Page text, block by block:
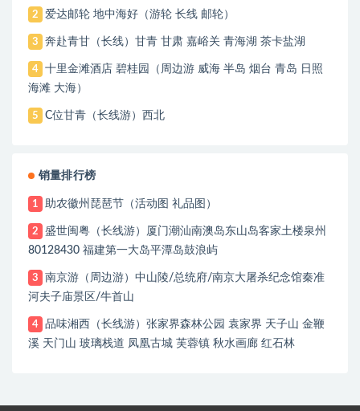
2 爱达邮轮 地中海好（游轮 长线 邮轮）
3 奔赴青甘（长线）甘青 甘肃 嘉峪关 青海湖 茶卡盐湖
4
十里金滩酒店 碧桂园（周边游 威海 半岛 烟台 青岛 日照
海滩 大海）
5 C位甘青（长线游）西北
销量排行榜
1 助农徽州琵琶节（活动图 礼品图）
2
盛世闽粤（长线游）厦门潮汕南澳岛东山岛客家土楼泉州
80128430 福建第一大岛平潭岛鼓浪屿
3
南京游（周边游）中山陵/总统府/南京大屠杀纪念馆秦准
河夫子庙景区/牛首山
4
品味湘西（长线游）张家界森林公园 袁家界 天子山 金鞭
溪 天门山 玻璃栈道 凤凰古城 芙蓉镇 秋水画廊 红石林